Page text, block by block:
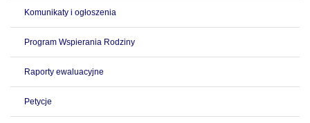
Komunikaty i ogłoszenia
Program Wspierania Rodziny
Raporty ewaluacyjne
Petycje